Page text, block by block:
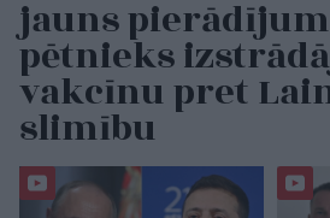
jauns
pētnieks
vakcīnu pret
slimību